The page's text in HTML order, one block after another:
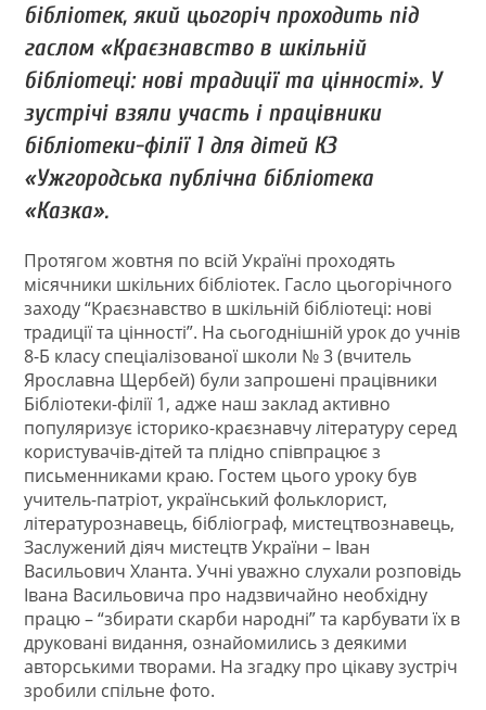
бібліотек, який цьогоріч проходить під
гаслом «Краєзнавство в шкільній
бібліотеці: нові традиції та цінності». У
зустрічі взяли участь і працівники
бібліотеки-філії 1 для дітей КЗ
«Ужгородська публічна бібліотека
«Казка».
Протягом жовтня по всій Україні проходять
місячники шкільних бібліотек. Гасло цьогорічного
заходу “Краєзнавство в шкільній бібліотеці: нові
традиції та цінності”. На сьогоднішній урок до учнів
8-Б класу спеціалізованої школи № 3 (вчитель
Ярославна Щербей) були запрошені працівники
Бібліотеки-філії 1, адже наш заклад активно
популяризує історико-краєзнавчу літературу серед
користувачів-дітей та плідно співпрацює з
письменниками краю. Гостем цього уроку був
учитель-патріот, український фольклорист,
літературознавець, бібліограф, мистецтвознавець,
Заслужений діяч мистецтв України – Іван
Васильович Хланта. Учні уважно слухали розповідь
Івана Васильовича про надзвичайно необхідну
працю – “збирати скарби народні” та карбувати їх в
друковані видання, ознайомились з деякими
авторськими творами. На згадку про цікаву зустріч
зробили спільне фото.